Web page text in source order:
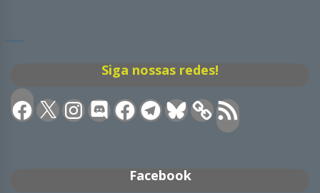
Siga nossas redes!
Facebook
X Instagram
DiscordFacebookTelegramBluesky Feed
RSS
Facebook